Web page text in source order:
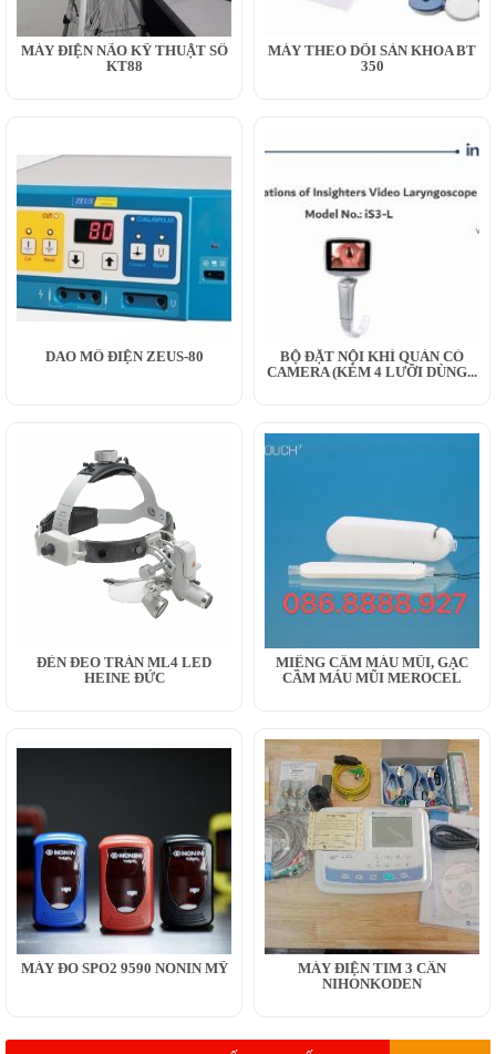
MÁY ĐIỆN NÃO KỸ THUẬT SỐ
KT88
MÁY THEO DÕI SẢN KHOA BT
350
DAO MỔ ĐIỆN ZEUS-80
BỘ ĐẶT NỘI KHÍ QUẢN CÓ
CAMERA (KÈM 4 LƯỠI DÙNG...
ĐÈN ĐEO TRÁN ML4 LED
HEINE ĐỨC
MIẾNG CẦM MÁU MŨI, GẠC
CẦM MÁU MŨI MEROCEL
MÁY ĐO SPO2 9590 NONIN MỸ
MÁY ĐIỆN TIM 3 CẦN
NIHONKODEN